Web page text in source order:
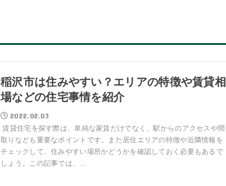
稲沢市は住みやすい？エリアの特徴や賃貸相
場などの住宅事情を紹介
2022.02.03
賃貸住宅を探す際は、単純な家賃だけでなく、駅からのアクセスや間
取りなども重要なポイントです。また居住エリアの特徴や近隣情報を
チェックして、住みやすい場所かどうかを確認しておく必要もあるで
しょう。この記事では、...